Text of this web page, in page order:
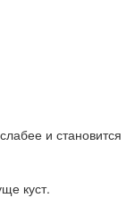
и становится
куст.